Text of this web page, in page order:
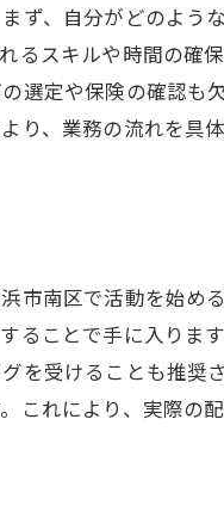
ず、自分がどのよう
るスキルや時間の確
選定や保険の確認も
、業務の流れを具
市南区で活動を始め
ることで手に入りま
を受けることも推奨
これにより、実際の